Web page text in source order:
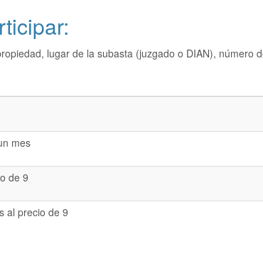
lugar de la subasta (juzgado o DIAN), número
mes
de 9
al precio de 9